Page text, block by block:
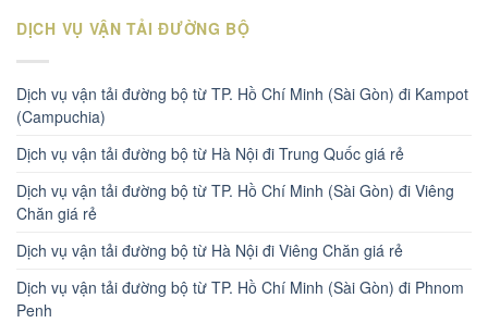
DỊCH VỤ VẬN TẢI ĐƯỜNG BỘ
Dịch vụ vận tải đường bộ từ TP. Hồ Chí Minh (Sài Gòn) đi Kampot
(Campuchia)
Dịch vụ vận tải đường bộ từ Hà Nội đi Trung Quốc giá rẻ
Dịch vụ vận tải đường bộ từ TP. Hồ Chí Minh (Sài Gòn) đi Viêng
Chăn giá rẻ
Dịch vụ vận tải đường bộ từ Hà Nội đi Viêng Chăn giá rẻ
Dịch vụ vận tải đường bộ từ TP. Hồ Chí Minh (Sài Gòn) đi Phnom
Penh